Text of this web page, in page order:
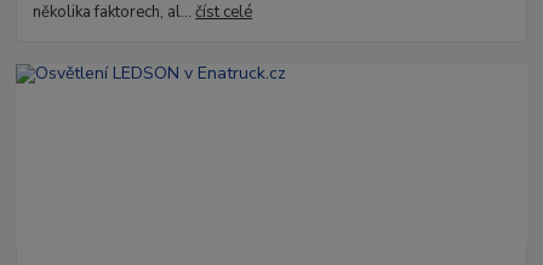
několika faktorech, al...číst celé